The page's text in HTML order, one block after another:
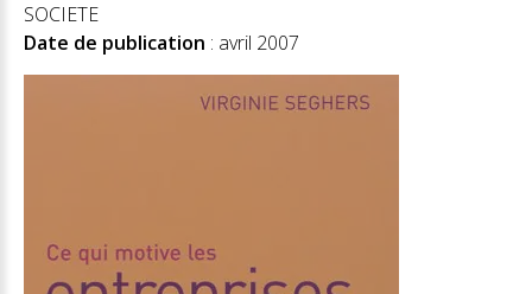
SOCIETE
Date de publication : avril 2007